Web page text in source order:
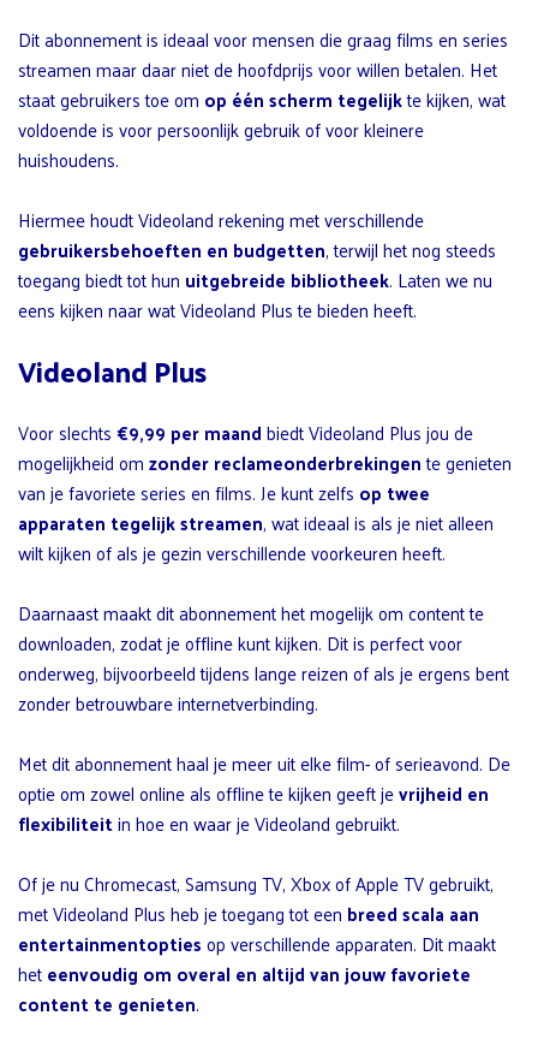
Dit abonnement is ideaal voor mensen die graag films en series
streamen maar daar niet de hoofdprijs voor willen betalen. Het
staat gebruikers toe om op één scherm tegelijkte kijken, wat
voldoende is voor persoonlijk gebruik of voor kleinere
huishoudens.
Hiermee houdt Videoland rekening met verschillende
gebruikersbehoeften en budgetten, terwijl het nog steeds
toegang biedt tot hun uitgebreide bibliotheek. Laten we nu
eens kijken naar wat Videoland Plus te bieden heeft.
Videoland Plus
Voor slechts€9,99 per maandbiedt Videoland Plus jou de
mogelijkheid omzonder reclameonderbrekingente genieten
van je favoriete series en films. Je kunt zelfs op twee
apparaten tegelijk streamen, wat ideaal is als je niet alleen
wilt kijken of als je gezin verschillende voorkeuren heeft.
Daarnaast maakt dit abonnement het mogelijk om content te
downloaden, zodat je offline kunt kijken. Dit is perfect voor
onderweg, bijvoorbeeld tijdens lange reizen of als je ergens bent
zonder betrouwbare internetverbinding.
Met dit abonnement haal je meer uit elke film- of serieavond. De
optie om zowel online als offline te kijken geeft jevrijheid en
flexibiliteitin hoe en waar je Videoland gebruikt.
Of je nu Chromecast, Samsung TV, Xbox of Apple TV gebruikt,
met Videoland Plus heb je toegang tot een breed scala aan
entertainmentoptiesop verschillende apparaten. Dit maakt
heteenvoudig om overal en altijd van jouw favoriete
content te genieten.